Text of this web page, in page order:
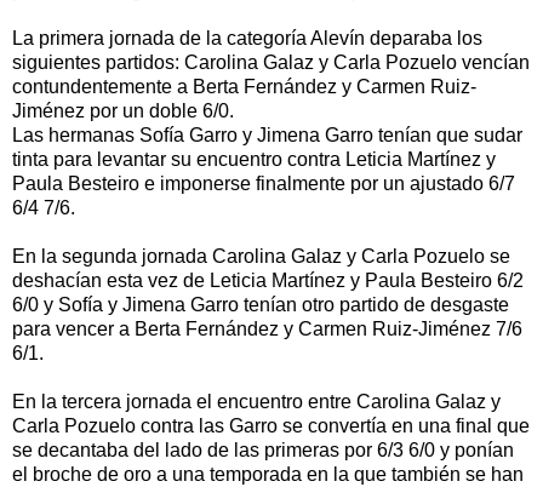
La primera jornada de la categoría Alevín deparaba los
siguientes partidos: Carolina Galaz y Carla Pozuelo vencían
contundentemente a Berta Fernández y Carmen Ruiz-
Jiménez por un doble 6/0.
Las hermanas Sofía Garro y Jimena Garro tenían que sudar
tinta para levantar su encuentro contra Leticia Martínez y
Paula Besteiro e imponerse finalmente por un ajustado 6/7
6/4 7/6.
En la segunda jornada Carolina Galaz y Carla Pozuelo se
deshacían esta vez de Leticia Martínez y Paula Besteiro 6/2
6/0 y Sofía y Jimena Garro tenían otro partido de desgaste
para vencer a Berta Fernández y Carmen Ruiz-Jiménez 7/6
6/1.
En la tercera jornada el encuentro entre Carolina Galaz y
Carla Pozuelo contra las Garro se convertía en una final que
se decantaba del lado de las primeras por 6/3 6/0 y ponían
el broche de oro a una temporada en la que también se han